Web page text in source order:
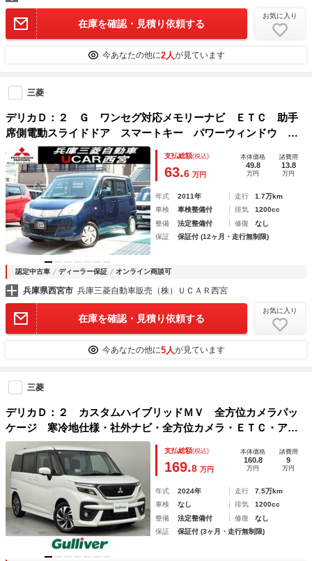
在庫を確認・見積り依頼する
お気に入り
今あなたの他に2人が見ています
三菱
デリカＤ：２ Ｇ ワンセグ対応メモリーナビ ＥＴＣ 助手
席側電動スライドドア スマートキー パワーウィンドウ リ
ヤビューカメラ ワンオーナー
支払総額(税込)
63.6 万円
本体価格
49.8
万円
諸費用
13.8
万円
年式 2011年 走行
1.7万km
車検
車検整備付 排気
1200cc
整備
法定整備付 修復
なし
保証
保証付 (12ヶ月・走行無制限)
認定中古車 ディーラー保証 オンライン商談可
兵庫県西宮市 兵庫三菱自動車販売（株）ＵＣＡＲ西宮
在庫を確認・見積り依頼する
お気に入り
今あなたの他に5人が見ています
三菱
デリカＤ：２ カスタムハイブリッドＭＶ 全方位カメラパッ
ケージ 寒冷地仕様・社外ナビ・全方位カメラ・ＥＴＣ・アダ
プティブクルーズコントロール・レーンキープアシスト・衝突
軽減ブレーキ・クリアランスソナー・両側パワースライドド
ア・アイドリングストップ・シートヒーター
支払総額(税込)
169.8 万円
本体価格
160.8
万円
諸費用
9
万円
年式 2024年 走行
7.5万km
車検
なし 排気
1200cc
整備
法定整備付 修復
なし
保証
保証付 (3ヶ月・走行無制限)